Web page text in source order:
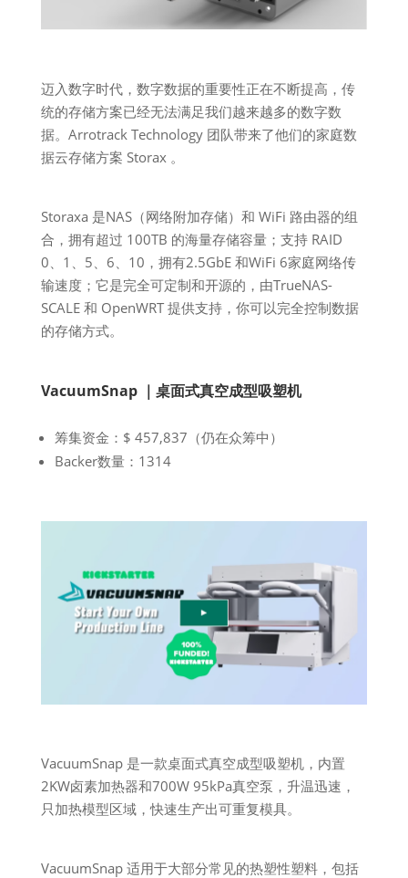
迈入数字时代，数字数据的重要性正在不断提高，传
统的存储方案已经无法满足我们越来越多的数字数
据。Arrotrack Technology 团队带来了他们的家庭数
据云存储方案 Storax 。
Storaxa 是NAS（网络附加存储）和 WiFi 路由器的组
合，拥有超过 100TB 的海量存储容量；支持 RAID
0、1、5、6、10，拥有2.5GbE 和WiFi 6家庭网络传
输速度；它是完全可定制和开源的，由TrueNAS-
SCALE 和 OpenWRT 提供支持，你可以完全控制数据
的存储方式。
VacuumSnap ｜桌面式真空成型吸塑机
筹集资金：$ 457,837（仍在众筹中）
Backer数量：1314
VacuumSnap 是一款桌面式真空成型吸塑机，内置
2KW卤素加热器和700W 95kPa真空泵，升温迅速，
只加热模型区域，快速生产出可重复模具。
VacuumSnap 适用于大部分常见的热塑性塑料，包括